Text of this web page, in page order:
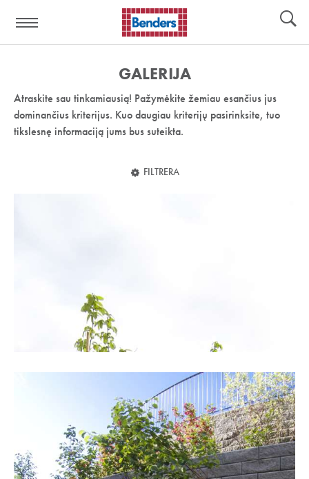
nuoroda:
GALERIJA
Atraskite sau tinkamiausią! Pažymėkite žemiau esančius jus
dominančius kriterijus. Kuo daugiau kriterijų pasirinksite, tuo
tikslesnę informaciją jums bus suteikta.
FILTRERA